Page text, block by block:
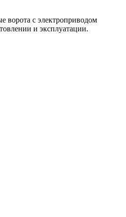
ворота с электроприводом
и эксплуатации.